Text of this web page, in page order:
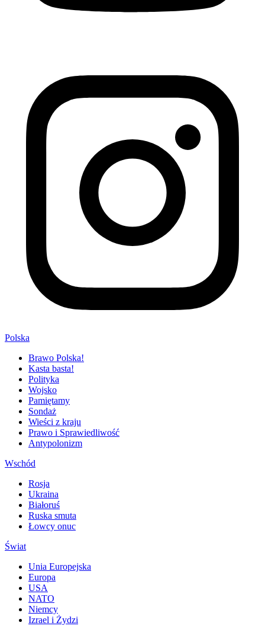
Polska
Brawo Polska!
Kasta basta!
Polityka
Wojsko
Pamiętamy
Sondaż
Wieści z kraju
Prawo i Sprawiedliwość
Antypolonizm
Wschód
Rosja
Ukraina
Białoruś
Ruska smuta
Łowcy onuc
Świat
Unia Europejska
Europa
USA
NATO
Niemcy
Izrael i Żydzi